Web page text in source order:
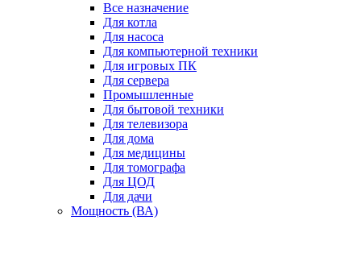
Все назначение
Для котла
Для насоса
Для компьютерной техники
Для игровых ПК
Для сервера
Промышленные
Для бытовой техники
Для телевизора
Для дома
Для медицины
Для томографа
Для ЦОД
Для дачи
Мощность (ВА)